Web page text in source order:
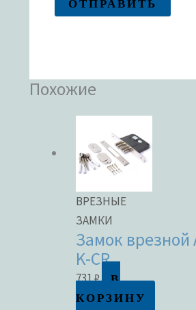
Похожие
ВРЕЗНЫЕ
ЗАМКИ
Замок врезной
K-CR
731₽
В
КОРЗИНУ